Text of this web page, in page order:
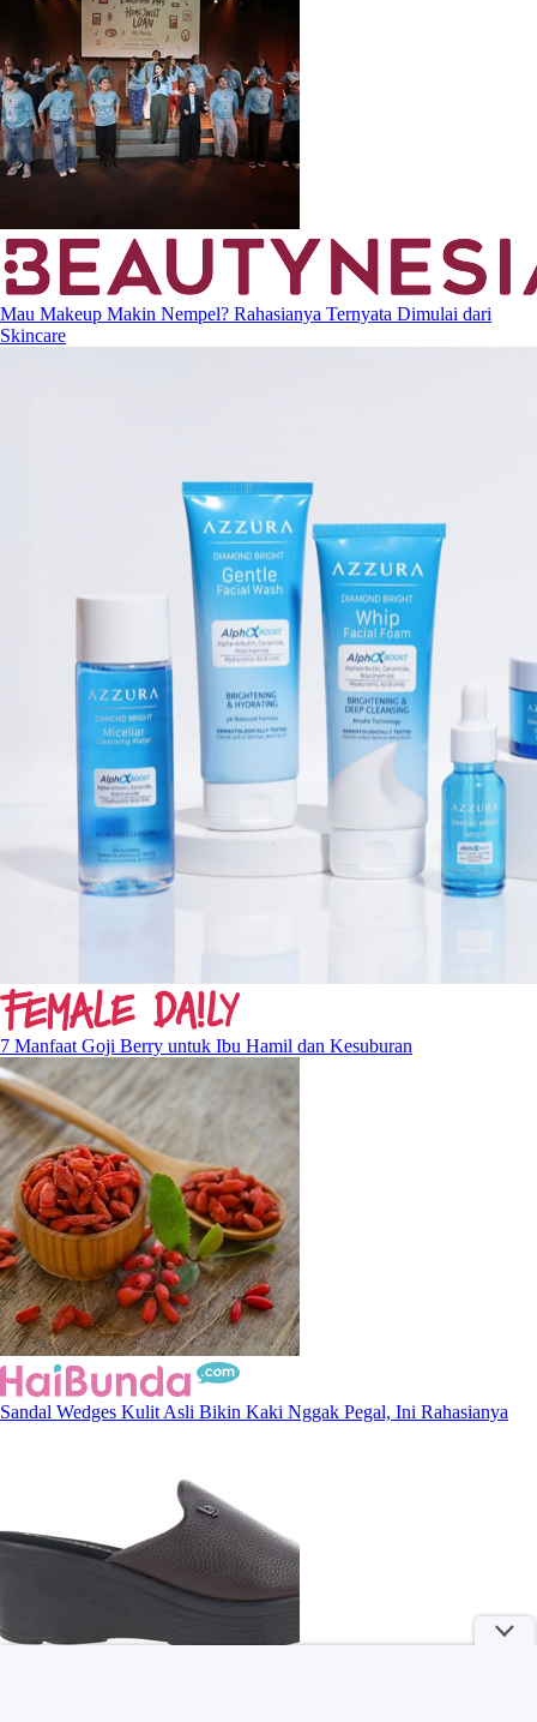
Mau Makeup Makin Nempel? Rahasianya Ternyata Dimulai dari
Skincare
7 Manfaat Goji Berry untuk Ibu Hamil dan Kesuburan
Sandal Wedges Kulit Asli Bikin Kaki Nggak Pegal, Ini Rahasianya